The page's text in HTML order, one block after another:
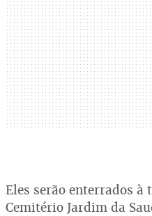
Eles serão enterrados à
Cemitério Jardim da